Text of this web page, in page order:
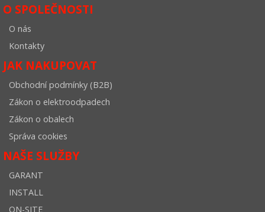
O SPOLEČNOSTI
O nás
Kontakty
JAK NAKUPOVAT
Obchodní podmínky (B2B)
Zákon o elektroodpadech
Zákon o obalech
Správa cookies
NAŠE SLUŽBY
GARANT
INSTALL
ON-SITE